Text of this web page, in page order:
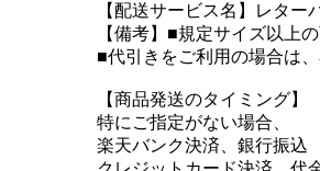
【配送サービス名】レター
【備考】■規定サイズ以上
■代引きをご利用の場合は
【商品発送のタイミング】
特にご指定がない場合、
楽天バンク決済、銀行振込